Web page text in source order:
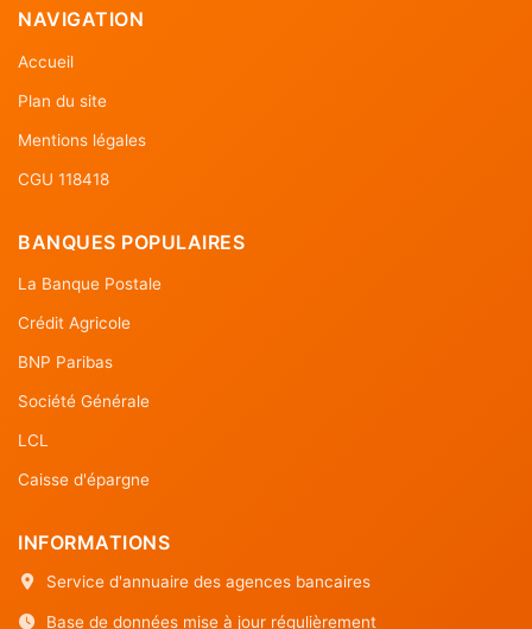
NAVIGATION
Accueil
Plan du site
Mentions légales
CGU 118418
BANQUES POPULAIRES
La Banque Postale
Crédit Agricole
BNP Paribas
Société Générale
LCL
Caisse d'épargne
INFORMATIONS
Service d'annuaire des agences bancaires
Base de données mise à jour régulièrement